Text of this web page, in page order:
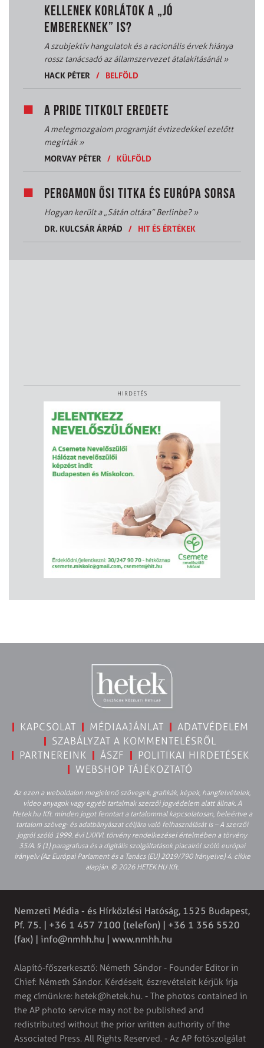
KELLENEK KORLÁTOK A „JÓ
EMBEREKNEK” IS?
A szubjektív hangulatok és a racionális érvek hiánya
rossz tanácsadó az államszervezet átalakításánál»
HACK PÉTER
/ BELFÖLD
A PRIDE TITKOLT EREDETE
A melegmozgalom programját évtizedekkel ezelőtt
megírták»
MORVAY PÉTER
/ KÜLFÖLD
PERGAMON ŐSI TITKA ÉS EURÓPA SORSA
Hogyan került a „Sátán oltára” Berlinbe?»
DR. KULCSÁR ÁRPÁD
/ HIT ÉS ÉRTÉKEK
HIRDETÉS
KAPCSOLAT MÉDIAAJÁNLAT
ADATVÉDELEM
SZABÁLYZAT A KOMMENTELÉSRŐL
PARTNEREINK
ÁSZF
POLITIKAI HIRDETÉSEK
WEBSHOP TÁJÉKOZTATÓ
Az ezen a weboldalon megjelenő szövegek, grafikák, képek, hangfelvételek,
video anyagok vagy egyéb tartalmak szerzői jogvédelem alatt állnak. A
Hetek.hu Kft. minden jogot fenntart a tartalommal kapcsolatosan, beleértve a
tartalom szöveg- és adatbányászat céljára való felhasználását is – A szerzői
jogról szóló 1999. évi LXXVI. törvény rendelkezései értelmében a törvény
35/A. § (1) paragrafusa és a digitális szolgáltatások piacairól szóló európai
irányelv (Az Európai Parlament és a Tanács (EU) 2019/790 Irányelve) 4. cikke
alapján. © 2026 HETEK.HU Kft.
Nemzeti Média - és Hírközlési Hatóság, 1525 Budapest,
Pf. 75. | +36 1 457 7100 (telefon) | +36 1 356 5520
(fax) | info@nmhh.hu | www.nmhh.hu
Alapító-főszerkesztő: Németh Sándor - Founder Editor in
Chief: Németh Sándor. Kérdéseit, észrevételeit kérjük írja
meg címünkre: hetek@hetek.hu. - The photos contained in
the AP photo service may not be published and
redistributed without the prior written authority of the
Associated Press. All Rights Reserved. - Az AP fotószolgálat